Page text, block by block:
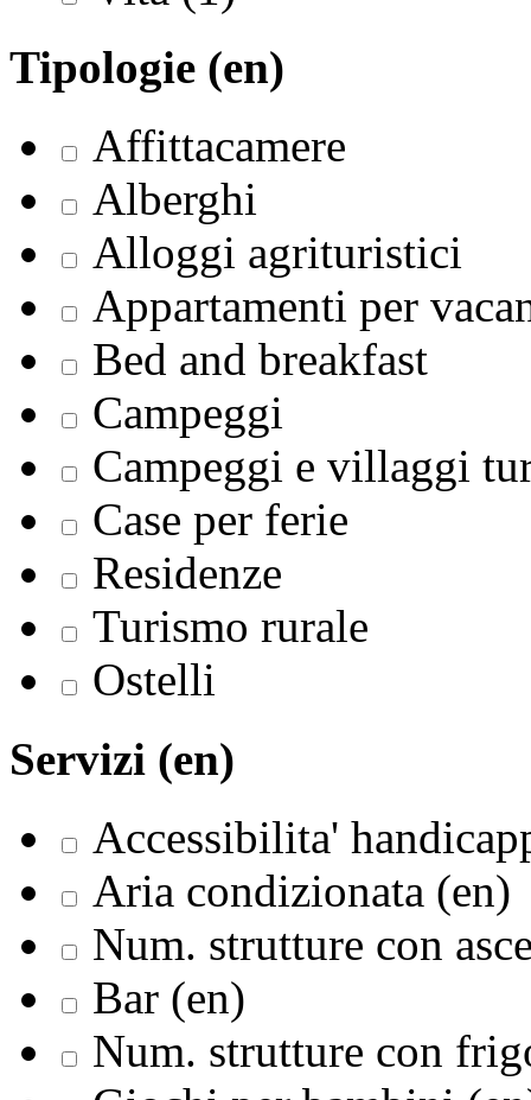
Tipologie (en)
Affittacamere
Alberghi
Alloggi agrituristici
Appartamenti per
Bed and breakfast
Campeggi
Campeggi e villaggi
Case per ferie
Residenze
Turismo rurale
Ostelli
Servizi (en)
Accessibilita'
Aria condizionata (en)
Num. strutture con
Bar (en)
Num. strutture con